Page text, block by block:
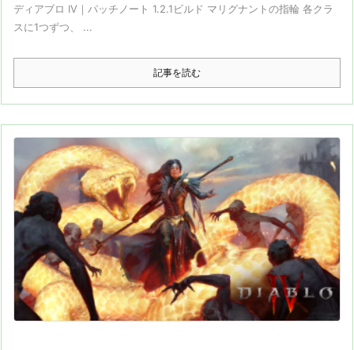
ディアブロ IV｜パッチノート 1.2.1ビルド マリグナントの指輪 各クラ
スに1つずつ、 ...
記事を読む